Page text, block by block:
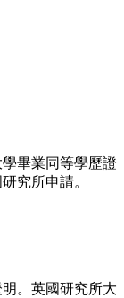
畢業同等學歷證
究所申請。
。英國研究所大